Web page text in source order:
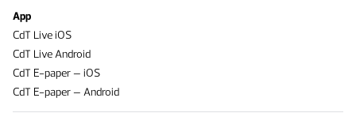
App
CdT Live iOS
CdT Live Android
CdT E-paper – iOS
CdT E-paper – Android